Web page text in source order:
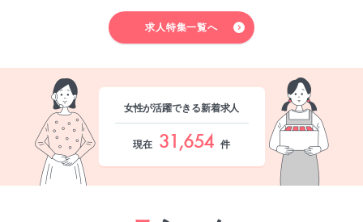
求人特集一覧へ
女性が活躍できる新着求人
現在 31,654 件